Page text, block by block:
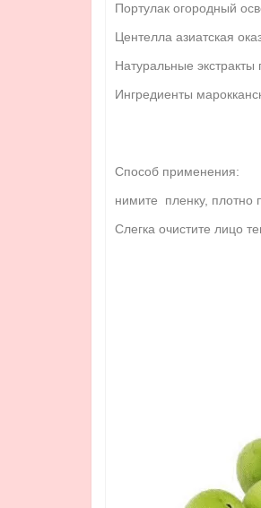
Портулак огородный
Центелла азиатская
Натуральные
Ингредиенты
Способ применения:
нимите пленку, плотно
Слегка очистите лицо